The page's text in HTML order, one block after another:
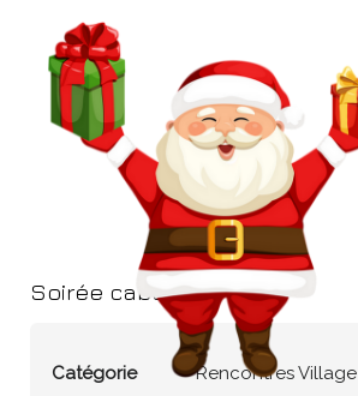
Soirée cabaret
Catégorie
Rencontres Village